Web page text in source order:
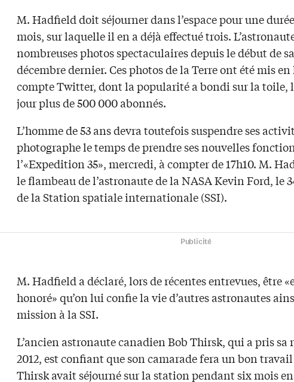
M. Hadfield doit séjourner dans l’espace pour une
mois, sur laquelle il en a déjà effectué trois.
nombreuses photos spectaculaires depuis le début de
décembre dernier. Ces photos de la Terre ont été mis
compte Twitter, dont la popularité a bondi sur la toile,
jour plus de 500 000 abonnés.
L’homme de 53 ans devra toutefois suspendre ses
photographe le temps de prendre ses nouvelles
l’«Expedition 35», mercredi, à compter de 17h10. M.
le flambeau de l’astronaute de la NASA Kevin Ford, le
de la Station spatiale internationale (SSI).
Publicité
M. Hadfield a déclaré, lors de récentes entrevues, être
honoré» qu’on lui confie la vie d’autres astronautes
mission à la SSI.
L’ancien astronaute canadien Bob Thirsk, qui a pris sa
2012, est confiant que son camarade fera un bon travail
Thirsk avait séjourné sur la station pendant six mois